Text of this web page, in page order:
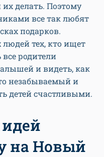
делать. Поэтому
все так любят
подарков.
людей тех, кто ищет
родители
и видеть, как
незабываемый и
детей счастливыми.
на Новый